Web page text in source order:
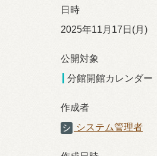
日時
2025年11月17日(月)
公開対象
分館開館カレンダー
作成者
システム管理者